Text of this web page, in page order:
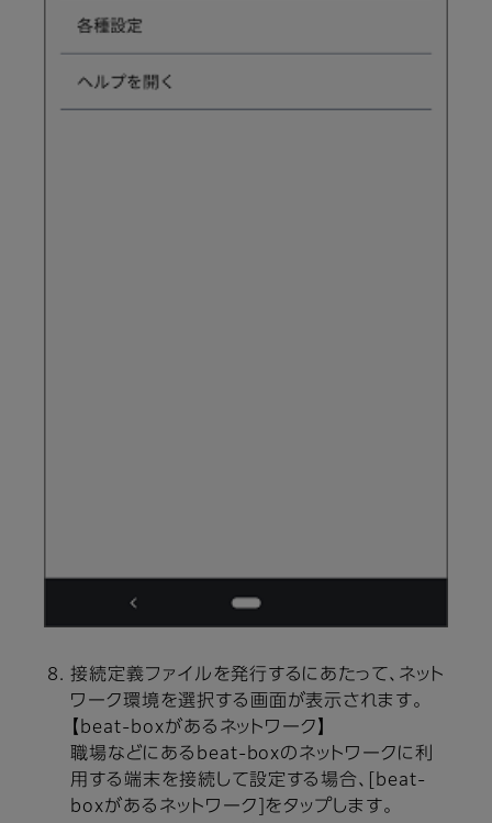
接続定義ファイルを発行するにあたって、ネット
ワーク環境を選択する画面が表示されます。
【beat-boxがあるネットワーク】
職場などにあるbeat-boxのネットワークに利
用する端末を接続して設定する場合、[beat-
boxがあるネットワーク]をタップします。